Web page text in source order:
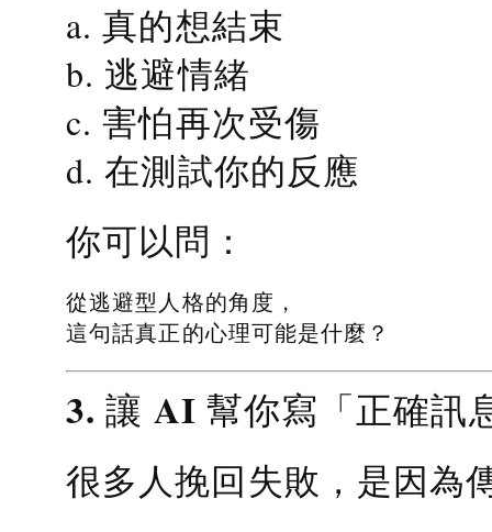
a. 真的想結束
b. 逃避情緒
c. 害怕再次受傷
d. 在測試你的反應
你可以問：
從逃避型人格的角度，
這句話真正的心理可能是什麼？
3. 讓 AI 幫你寫「正確訊
很多人挽回失敗，是因為